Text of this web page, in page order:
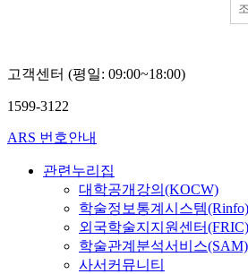
고객센터 (평일: 09:00~18:00)
1599-3122
ARS 번호안내
관련누리집
대학공개강의(KOCW)
학술정보통계시스템(Rinfo)
외국학술지지원센터(FRIC)
학술관계분석서비스(SAM)
사서커뮤니티